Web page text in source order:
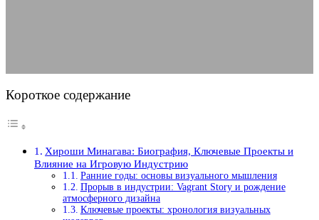
Короткое содержание
Хироши Минагава: Биография, Ключевые Проекты и
Влияние на Игровую Индустрию
Ранние годы: основы визуального мышления
Прорыв в индустрии: Vagrant Story и рождение
атмосферного дизайна
Ключевые проекты: хронология визуальных